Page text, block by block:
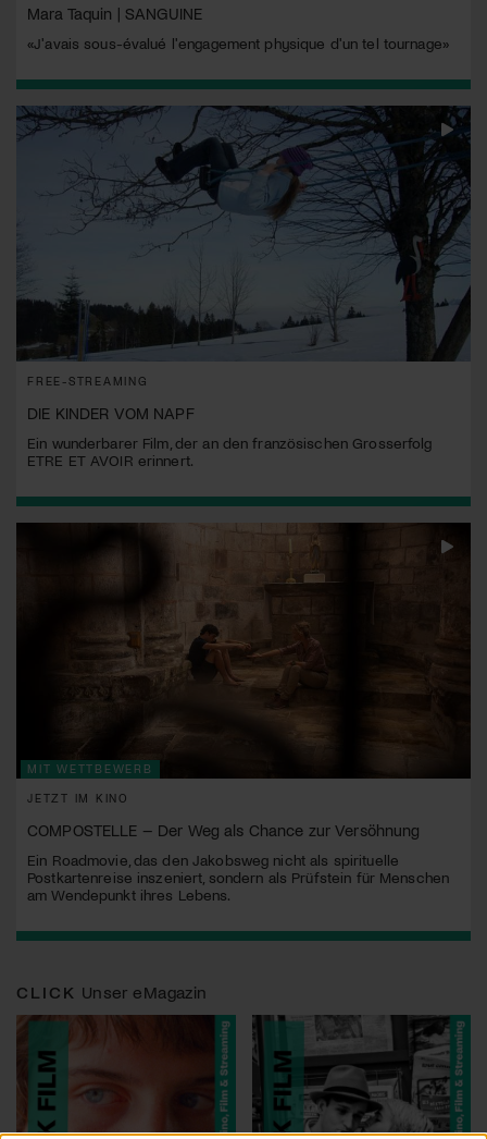
Mara Taquin | SANGUINE
«J'avais sous-évalué l'engagement physique d'un tel tournage»
FREE-STREAMING
DIE KINDER VOM NAPF
Ein wunderbarer Film, der an den französischen Grosserfolg
ETRE ET AVOIR erinnert.
MIT WETTBEWERB
JETZT IM KINO
COMPOSTELLE – Der Weg als Chance zur Versöhnung
Ein Roadmovie, das den Jakobsweg nicht als spirituelle
Postkartenreise inszeniert, sondern als Prüfstein für Menschen
am Wendepunkt ihres Lebens.
CLICK Unser eMagazin